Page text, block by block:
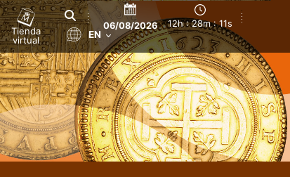
Tienda
virtual
06/08/2026 12h : 28m : 13s
EN